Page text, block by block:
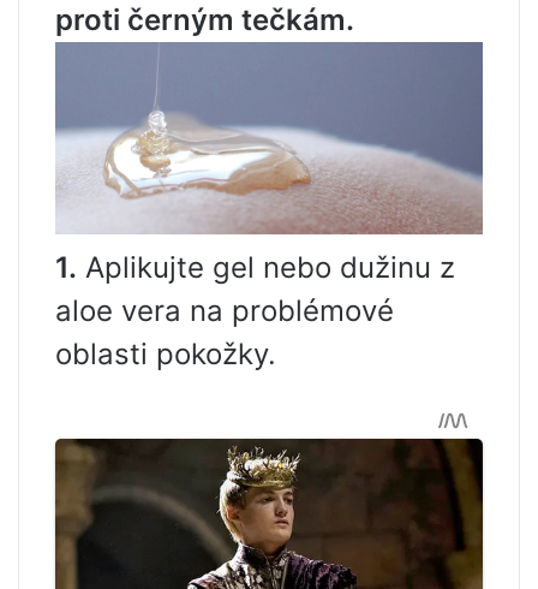
proti černým tečkám.
1. Aplikujte gel nebo dužinu z
aloe vera na problémové
oblasti pokožky.